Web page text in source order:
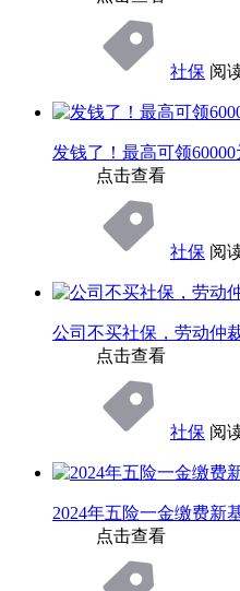
社保 阅
发钱了！最高可领60000
点击查看
社保 阅
公司不买社保，劳动仲
点击查看
社保 阅
2024年五险一金缴费新
点击查看